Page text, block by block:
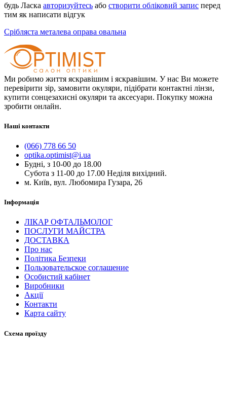
будь Ласка авторизуйтесь або створити обліковий запис перед
тим як написати відгук
Срібляста металева оправа овальна
Ми робимо життя яскравішим і яскравішим. У нас Ви можете
перевірити зір, замовити окуляри, підібрати контактні лінзи,
купити сонцезахисні окуляри та аксесуари. Покупку можна
зробити онлайн.
Наші контакти
(066) 778 66 50
optika.optimist@i.ua
Будні, з 10-00 до 18.00
Субота з 11-00 до 17.00 Неділя вихідний.
м. Київ, вул. Любомира Гузара, 26
Інформація
ЛІКАР ОФТАЛЬМОЛОГ
ПОСЛУГИ МАЙСТРА
ДОСТАВКА
Про нас
Політика Безпеки
Пользовательское соглашение
Особистий кабінет
Виробники
Акції
Контакти
Карта сайту
Схема проїзду